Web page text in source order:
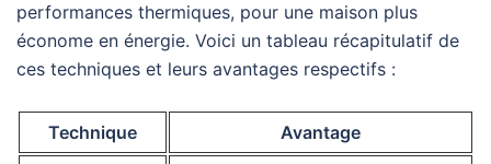
performances thermiques, pour une maison plus
économe en énergie. Voici un tableau récapitulatif de
ces techniques et leurs avantages respectifs :
Technique Avantage